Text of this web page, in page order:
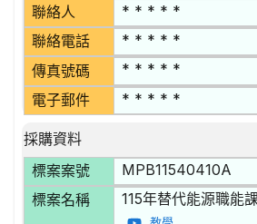
聯絡人 * * * * *
聯絡電話 * * * * *
傳真號碼 * * * * *
電子郵件 * * * * *
採購資料
標案案號
MPB11540410A
標案名稱 115年替代能源職能